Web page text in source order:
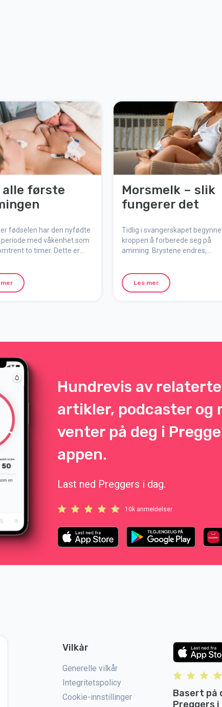
alle første
fødselen har den nyfødte
med våkenhet som
to timer. Dette er
for både barnet og
Morsmelk – slik
fungerer det
Tidlig i svangerskapet
kroppen å forberede seg på
amming. Brystene endres,
forklarer vi hvordan brystmelk
dannes, hva råmelk er, og
Les mer
Hundrevis av relaterte
artikler, podcaster og
venter på deg i
appen.
Last ned Preggers i dag.
10k anmeldelser
Vilkår
Generelle vilkår
Integritetspolicy
Cookie-innstillinger
Basert på
Preggers i